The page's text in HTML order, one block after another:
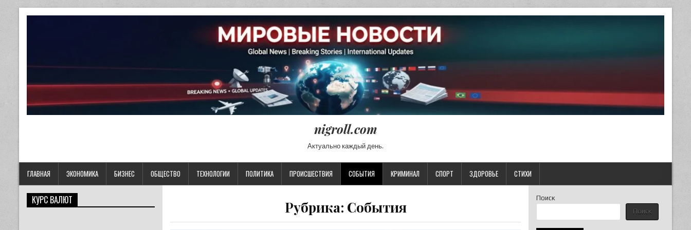
nigroll.com
Актуально каждый день.
ГЛАВНАЯ ЭКОНОМИКА БИЗНЕС ОБЩЕСТВО ТЕХНОЛОГИИ ПОЛИТИКА ПРОИСШЕСТВИЯ СОБЫТИЯ КРИМИНАЛ СПОРТ ЗДОРОВЬЕ СТИХИ
Рубрика: События
Поиск
Поиск
КУРС ВАЛЮТ